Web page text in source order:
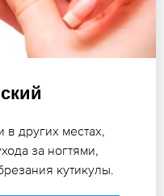
других местах,
за ногтями,
кутикулы.